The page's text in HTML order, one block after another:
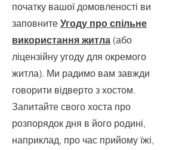
початку вашої домовленості ви
заповните Угоду про спільне
використання житла (або
ліцензійну угоду для окремого
житла). Ми радимо вам завжди
говорити відверто з хостом.
Запитайте свого хоста про
розпорядок дня в його родині,
наприклад, про час прийому їжі,